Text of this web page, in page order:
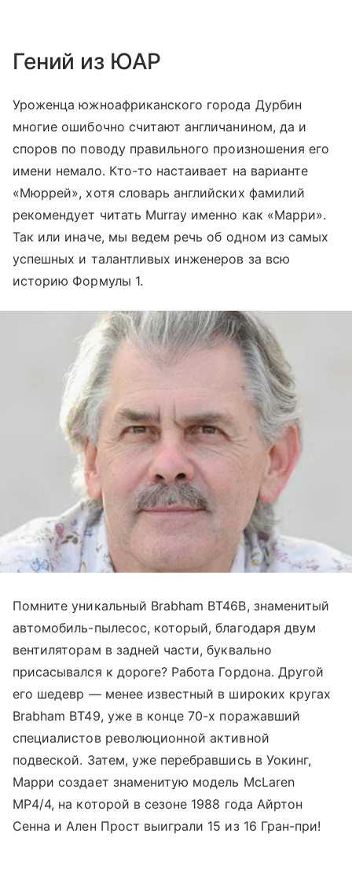
Гений из ЮАР
Уроженца южноафриканского города Дурбин
многие ошибочно считают англичанином, да и
споров по поводу правильного произношения его
имени немало. Кто-то настаивает на варианте
«Мюррей», хотя словарь английских фамилий
рекомендует читать Murray именно как «Марри».
Так или иначе, мы ведем речь об одном из самых
успешных и талантливых инженеров за всю
историю Формулы 1.
Помните уникальный Brabham BT46B, знаменитый
автомобиль-пылесос, который, благодаря двум
вентиляторам в задней части, буквально
присасывался к дороге? Работа Гордона. Другой
его шедевр — менее известный в широких кругах
Brabham BT49, уже в конце 70-х поражавший
специалистов революционной активной
подвеской. Затем, уже перебравшись в Уокинг,
Марри создает знаменитую модель McLaren
MP4/4, на которой в сезоне 1988 года Айртон
Сенна и Ален Прост выиграли 15 из 16 Гран-при!